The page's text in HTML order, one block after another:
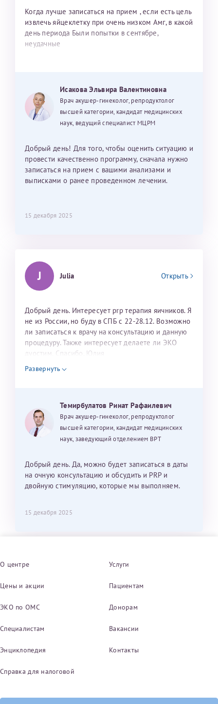
Когда лучше записаться на прием , если есть цель
извлечь яйцеклетку при очень низком Амг, в какой
день периода Были попытки в сентябре,
неудачные
Исакова Эльвира Валентиновна
Врач акушер-гинеколог, репродуктолог
высшей категории, кандидат медицинских
наук, ведущий специалист МЦРМ
Добрый день! Для того, чтобы оценить ситуацию и
провести качественно программу, сначала нужно
записаться на прием с вашими анализами и
выписками о ранее проведенном лечении.
15 декабря 2025
J Julia Открыть
Добрый день. Интересует prp терапия яичников. Я
не из России, но буду в СПБ с 22-28.12. Возможно
ли записаться к врачу на консультацию и данную
процедуру. Также интересует делаете ли ЭКО
дуостим. Спасибо. Юлия
Развернуть
Темирбулатов Ринат Рафаилевич
Врач акушер-гинеколог, репродуктолог
высшей категории, кандидат медицинских
наук, заведующий отделением ВРТ
Добрый день. Да, можно будет записаться в даты
на очную консультацию и обсудить и PRP и
двойную стимуляцию, которые мы выполняем.
15 декабря 2025
О центре Услуги
Цены и акции Пациентам
ЭКО по ОМС Донорам
Специалистам Вакансии
Энциклопедия Контакты
Справка для налоговой